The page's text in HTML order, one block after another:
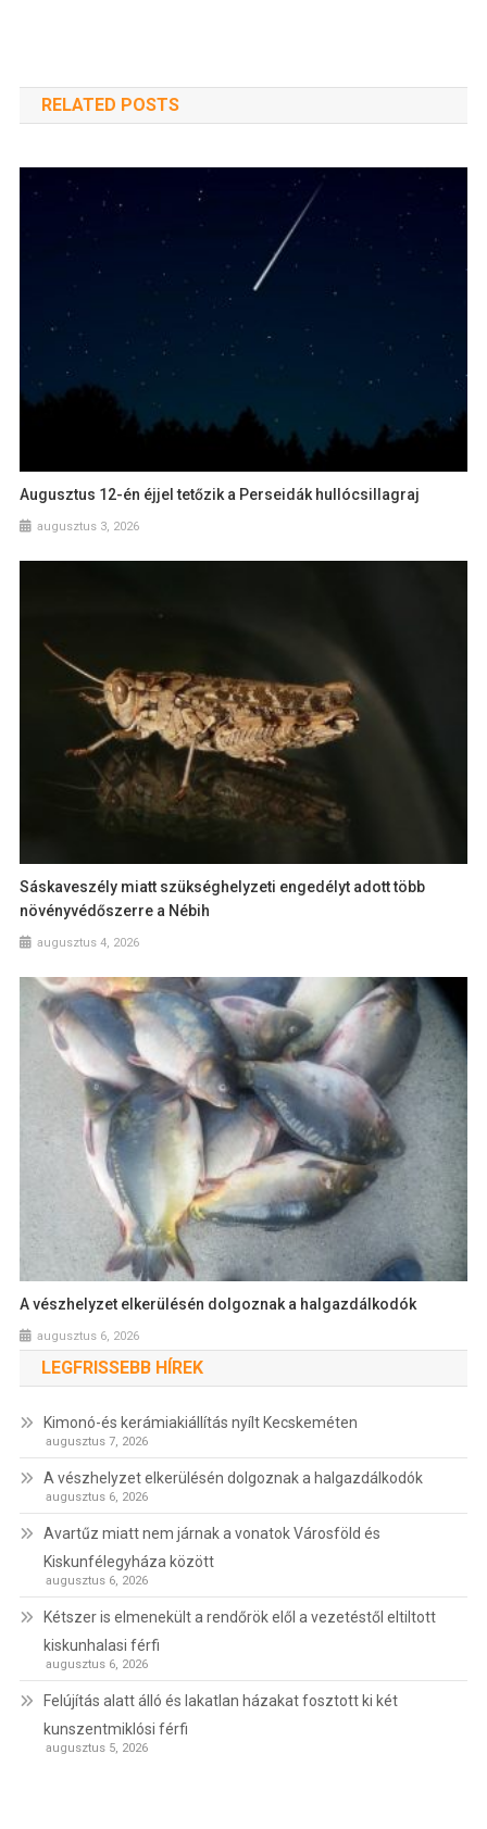
RELATED POSTS
Augusztus 12-én éjjel tetőzik a Perseidák hullócsillagraj
augusztus 3, 2026
Sáskaveszély miatt szükséghelyzeti engedélyt adott több
növényvédőszerre a Nébih
augusztus 4, 2026
A vészhelyzet elkerülésén dolgoznak a halgazdálkodók
augusztus 6, 2026
LEGFRISSEBB HÍREK
Kimonó-és kerámiakiállítás nyílt Kecskeméten
augusztus 7, 2026
A vészhelyzet elkerülésén dolgoznak a halgazdálkodók
augusztus 6, 2026
Avartűz miatt nem járnak a vonatok Városföld és
Kiskunfélegyháza között
augusztus 6, 2026
Kétszer is elmenekült a rendőrök elől a vezetéstől eltiltott
kiskunhalasi férfi
augusztus 6, 2026
Felújítás alatt álló és lakatlan házakat fosztott ki két
kunszentmiklósi férfi
augusztus 5, 2026